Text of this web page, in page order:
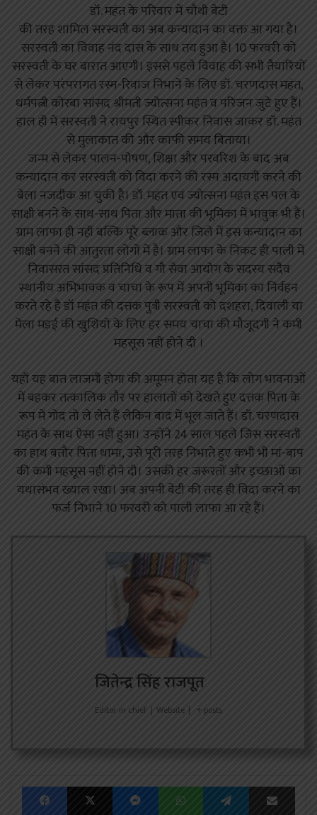
डॉ. महंत के परिवार में चौथी बेटी
की तरह शामिल सरस्वती का अब कन्यादान का वक्त आ गया है।
सरस्वती का विवाह नंद दास के साथ तय हुआ है। 10 फरवरी को
सरस्वती के घर बारात आएगी। इससे पहले विवाह की सभी तैयारियों
से लेकर परंपरागत रस्म-रिवाज निभाने के लिए डॉ. चरणदास महंत,
धर्मपत्नी कोरबा सांसद श्रीमती ज्योत्सना महंत व परिजन जुटे हुए हैं।
हाल ही में सरस्वती ने रायपुर स्थित स्पीकर निवास जाकर डॉ. महंत
से मुलाकात की और काफी समय बिताया।
जन्म से लेकर पालन-पोषण, शिक्षा और परवरिश के बाद अब
कन्यादान कर सरस्वती को विदा करने की रस्म अदायगी करने की
बेला नजदीक आ चुकी है। डॉ. महंत एवं ज्योत्सना महंत इस पल के
साक्षी बनने के साथ-साथ पिता और माता की भूमिका में भावुक भी हैं।
ग्राम लाफा ही नहीं बल्कि पूरे ब्लाक और जिले में इस कन्यादान का
साक्षी बनने की आतुरता लोगों में है। ग्राम लाफा के निकट ही पाली में
निवासरत सांसद प्रतिनिधि व गौ सेवा आयोग के सदस्य सदैव
स्थानीय अभिभावक व चाचा के रूप में अपनी भूमिका का निर्वहन
करते रहे है डॉ महंत की दत्तक पुत्री सरस्वती को दशहरा, दिवाली या
मेला मड़ई की खुशियों के लिए हर समय चाचा की मौजूदगी ने कमी
महसूस नहीं होने दी ।
यहाँ यह बात लाजमी होगा की अमूमन होता यह है कि लोग भावनाओं
में बहकर तत्कालिक तौर पर हालातों को देखते हुए दत्तक पिता के
रूप में गोद तो ले लेते हैं लेकिन बाद में भूल जाते हैं। डॉ. चरणदास
महंत के साथ ऐसा नहीं हुआ। उन्होंने 24 साल पहले जिस सरस्वती
का हाथ बतौर पिता थामा, उसे पूरी तरह निभाते हुए कभी भी मां-बाप
की कमी महसूस नहीं होने दी। उसकी हर जरूरतों और इच्छाओं का
यथासंभव ख्याल रखा। अब अपनी बेटी की तरह ही विदा करने का
फर्ज निभाने 10 फरवरी को पाली लाफा आ रहे हैं।
जितेन्द्र सिंह राजपूत
Editor in chief | Website | + posts
FacebookX MessengerWhatsAppTelegram Share via Email